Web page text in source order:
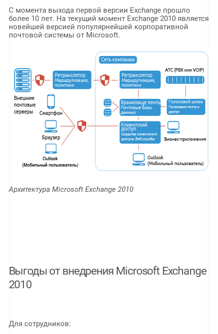
С момента выхода первой версии Exchange прошло
более 10 лет. На текущий момент Exchange 2010 является
новейшей версией популярнейшей корпоративной
почтовой системы от Microsoft.
Архитектура Microsoft Exchange 2010
Выгоды от внедрения Microsoft Exchange
2010
Для сотрудников: